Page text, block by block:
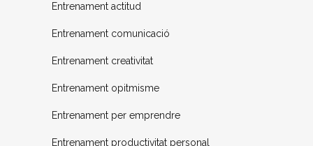
Entrenament actitud
Entrenament comunicació
Entrenament creativitat
Entrenament opitmisme
Entrenament per emprendre
Entrenament productivitat personal